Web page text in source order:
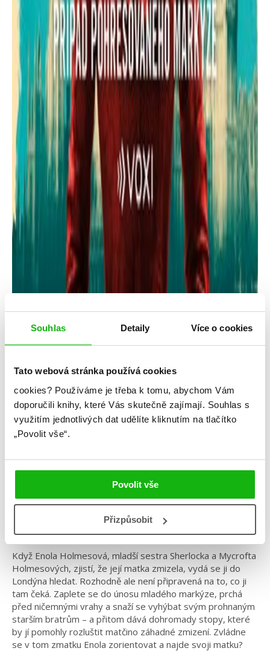
Souhlas Detaily Více o cookies
Tato webová stránka používá cookies
cookies? Používáme je třeba k tomu, abychom Vám
doporučili knihy, které Vás skutečně zajímají. Souhlas s
využitím jednotlivých dat udělíte kliknutím na tlačítko
„Povolit vše“.
Povolit vše
Přizpůsobit
Kategorie: middle grade
Žánr: Mystery a thrillery
pohřešovaného markýze (audiokniha)
Nancy Springer
#audioknihy #enolaholmes
#filmováadaptace
#oláskutunejde
První díl detektivní série, podle kterého vznikl
Když Enola Holmesová, mladší sestra Sherlocka a Mycrofta
Holmesových, zjistí, že její matka zmizela, vydá se ji do
Londýna hledat. Rozhodně ale není připravená na to, co ji
tam čeká. Zaplete se do únosu mladého markýze, prchá
před ničemnými vrahy a snaží se vyhýbat svým prohnaným
starším bratrům – a přitom dává dohromady stopy, které
by jí pomohly rozluštit matčino záhadné zmizení. Zvládne
se v tom zmatku Enola zorientovat a najde svoji matku?